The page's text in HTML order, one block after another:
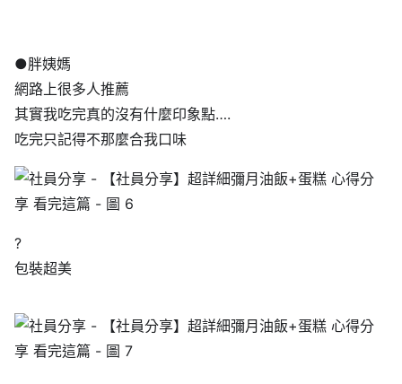
●胖姨媽
網路上很多人推薦
其實我吃完真的沒有什麼印象點….
吃完只記得不那麼合我口味
?
包裝超美